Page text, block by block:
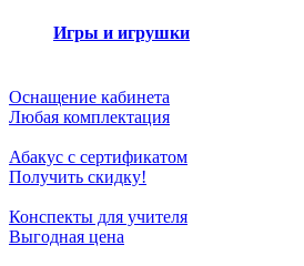
Игры и игрушки
Оснащение кабинета
Любая комплектация
Абакус с сертификатом
Получить скидку!
Конспекты для учителя
Выгодная цена